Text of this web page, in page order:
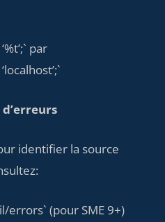
par
identifier la source
errors` (pour SME 9+)